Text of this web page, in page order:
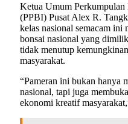
Ketua Umum Perkumpulan
(PPBI) Pusat Alex R.
kelas nasional semacam
bonsai nasional yang
tidak menutup
masyarakat.
“Pameran ini bukan hanya
nasional, tapi juga
ekonomi kreatif